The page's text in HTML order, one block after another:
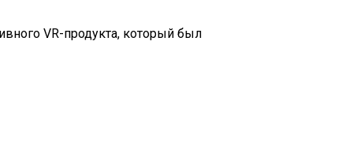
VR-продукта, который был